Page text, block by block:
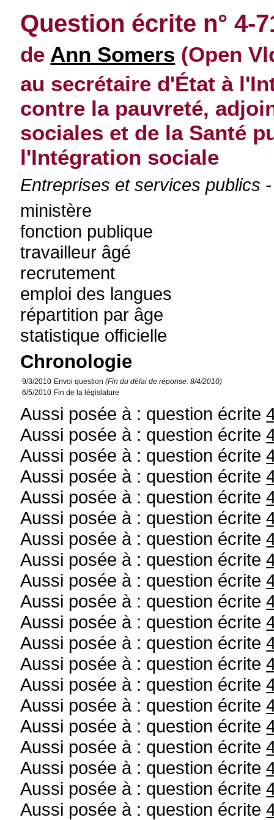
Question écrite n° 4-
de Ann Somers (Open
au secrétaire d'État à
contre la pauvreté,
sociales et de la Santé
l'Intégration sociale
Entreprises et services publics
ministère
fonction publique
travailleur âgé
recrutement
emploi des langues
répartition par âge
statistique officielle
Chronologie
9/3/2010 Envoi question(Fin du délai de réponse: 8/4/2010)
6/5/2010 Fin de la législature
Aussi posée à : question écrite
Aussi posée à : question écrite
Aussi posée à : question écrite
Aussi posée à : question écrite
Aussi posée à : question écrite
Aussi posée à : question écrite
Aussi posée à : question écrite
Aussi posée à : question écrite
Aussi posée à : question écrite
Aussi posée à : question écrite
Aussi posée à : question écrite
Aussi posée à : question écrite
Aussi posée à : question écrite
Aussi posée à : question écrite
Aussi posée à : question écrite
Aussi posée à : question écrite
Aussi posée à : question écrite
Aussi posée à : question écrite
Aussi posée à : question écrite
Aussi posée à : question écrite